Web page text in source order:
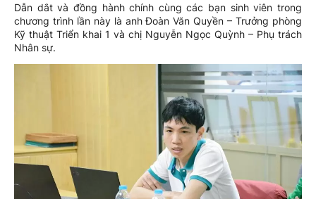
Dẫn dắt và đồng hành chính cùng các bạn sinh viên trong
chương trình lần này là anh Đoàn Văn Quyền – Trưởng phòng
Kỹ thuật Triển khai 1 và chị Nguyễn Ngọc Quỳnh – Phụ trách
Nhân sự.